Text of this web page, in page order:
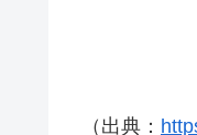
（出典：